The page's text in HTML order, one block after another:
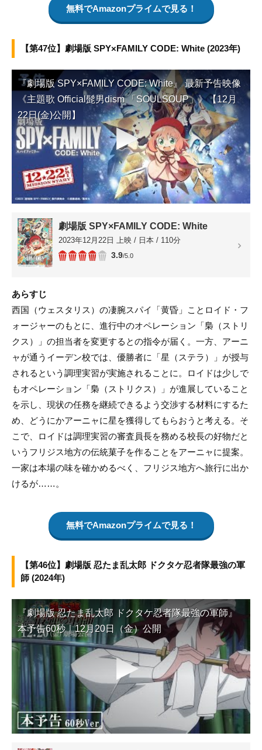
無料でAmazonプライムで見る！
【第47位】劇場版 SPY×FAMILY CODE: White (2023年)
『劇場版 SPY×FAMILY CODE: White』 最新予告映像
《主題歌 Official髭男dism 「SOULSOUP」》【12月
22日(金)公開】
▶
劇場版 SPY×FAMILY CODE: White
2023年12月22日 上映 / 日本 / 110分
3.9/5.0
あらすじ
西国（ウェスタリス）の凄腕スパイ「黄昏」ことロイド・フ
ォージャーのもとに、進行中のオペレーション「梟（ストリ
クス）」の担当者を変更するとの指令が届く。一方、アーニ
ャが通うイーデン校では、優勝者に「星（ステラ）」が授与
されるという調理実習が実施されることに。ロイドは少しで
もオペレーション「梟（ストリクス）」が進展していること
を示し、現状の任務を継続できるよう交渉する材料にするた
め、どうにかアーニャに星を獲得してもらおうと考える。そ
こで、ロイドは調理実習の審査員長を務める校長の好物だと
いうフリジス地方の伝統菓子を作ることをアーニャに提案。
一家は本場の味を確かめるべく、フリジス地方へ旅行に出か
けるが……。
無料でAmazonプライムで見る！
【第46位】劇場版 忍たま乱太郎 ドクタケ忍者隊最強の軍
師 (2024年)
『劇場版 忍たま乱太郎 ドクタケ忍者隊最強の軍師』
本予告60秒｜12月20日（金）公開
▶